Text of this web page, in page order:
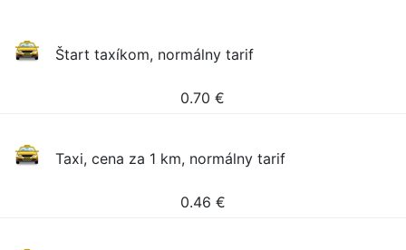
Štart taxíkom, normálny tarif
0.70 €
Taxi, cena za 1 km, normálny tarif
0.46 €